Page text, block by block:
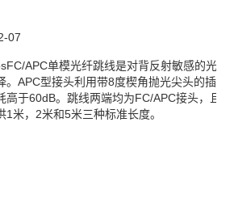
07
APC单模光纤跳线是对背反射敏感的光学
。APC型接头利用带8度楔角抛光尖头的插芯
高于60dB。跳线两端均为FC/APC接头，且
1米，2米和5米三种标准长度。